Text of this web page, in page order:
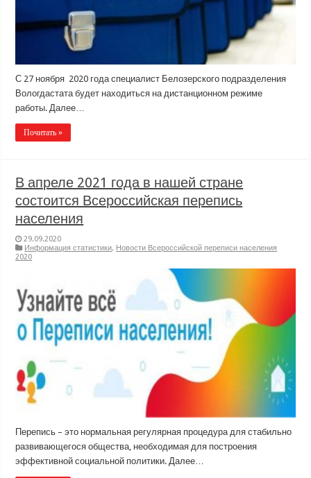
С 27 ноября 2020 года специалист Белозерского подразделения
Вологдастата будет находиться на дистанционном режиме
работы. Далее…
Почитать »
В апреле 2021 года в нашей стране
состоится Всероссийская перепись
населения
29.09.2020
Информация статистики, Новости Всероссийской переписи населения
2020
Перепись – это нормальная регулярная процедура для стабильно
развивающегося общества, необходимая для построения
эффективной социальной политики. Далее…